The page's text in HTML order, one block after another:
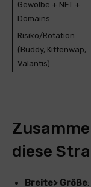
Gewölbe + NFT +
Domains
Risiko/Rotation
(Buddy, Kittenwap,
Valantis)
diese
Breite> Größe